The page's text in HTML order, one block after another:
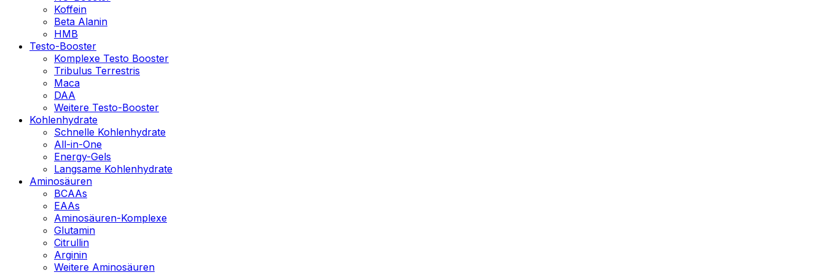
Koffein
Beta Alanin
HMB
Testo-Booster
Komplexe Testo Booster
Tribulus Terrestris
Maca
DAA
Weitere Testo-Booster
Kohlenhydrate
Schnelle Kohlenhydrate
All-in-One
Energy-Gels
Langsame Kohlenhydrate
Aminosäuren
BCAAs
EAAs
Aminosäuren-Komplexe
Glutamin
Citrullin
Arginin
Weitere Aminosäuren